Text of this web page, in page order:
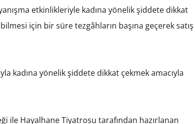
etkinlikleriyle kadına yönelik şiddete dikkat
için bir süre tezgâhların başına geçerek satış
kadına yönelik şiddete dikkat çekmek amacıyla
ile Hayalhane Tiyatrosu tarafından hazırlanan